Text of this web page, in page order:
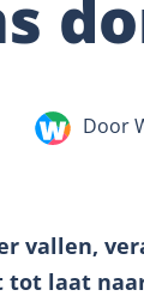
Door
vallen,
tot laat